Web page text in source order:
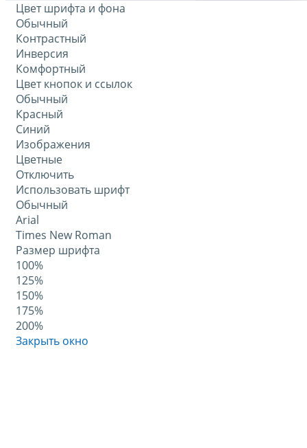
Цвет шрифта и фона
Обычный
Контрастный
Инверсия
Комфортный
Цвет кнопок и ссылок
Обычный
Красный
Синий
Изображения
Цветные
Отключить
Использовать шрифт
Обычный
Arial
Times New Roman
Размер шрифта
100%
125%
150%
175%
200%
Закрыть окно